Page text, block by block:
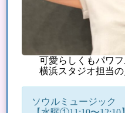
可愛らしくもパワ
横浜スタジオ担当
ソウルミュージック